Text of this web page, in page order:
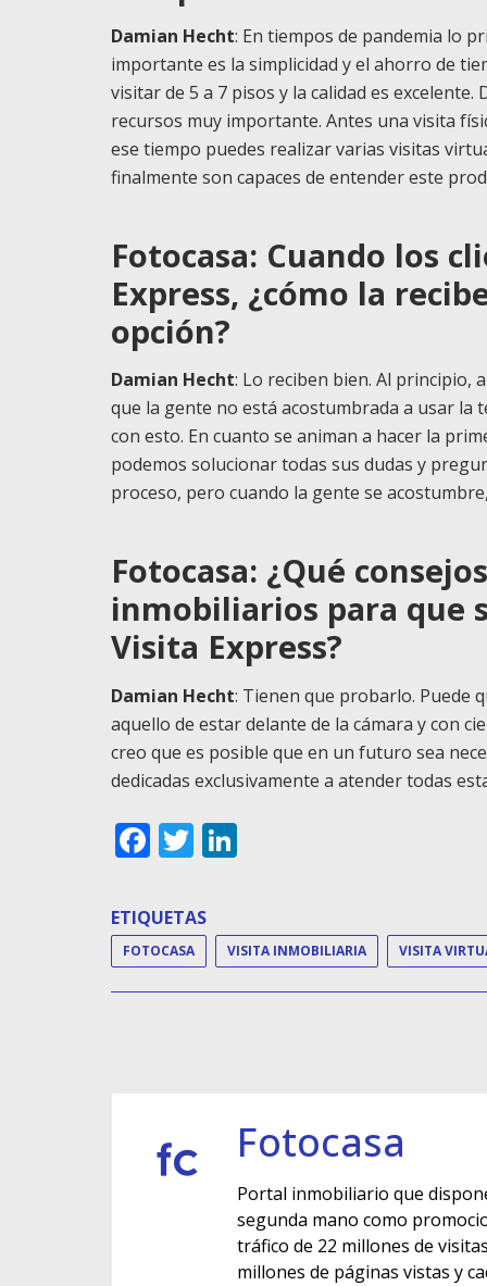
Damian Hecht: En tiempos de pandemia lo
importante es la simplicidad y el ahorro de
visitar de 5 a 7 pisos y la calidad es
recursos muy importante. Antes una visita
ese tiempo puedes realizar varias visitas
finalmente son capaces de entender este
Fotocasa: Cuando los
Express, ¿cómo la
opción?
Damian Hecht: Lo reciben bien. Al principio,
que la gente no está acostumbrada a usar la
con esto. En cuanto se animan a hacer la
podemos solucionar todas sus dudas y
proceso, pero cuando la gente se
Fotocasa: ¿Qué
inmobiliarios para que
Visita Express?
Damian Hecht: Tienen que probarlo. Puede
aquello de estar delante de la cámara y con
creo que es posible que en un futuro sea
dedicadas exclusivamente a atender todas
Facebook
Twitter
ETIQUETAS
FOTOCASA VISITA INMOBILIARIA VISITA
Fotocasa
Portal inmobiliario que
segunda mano como
tráfico de 22 millones de
millones de páginas vistas y